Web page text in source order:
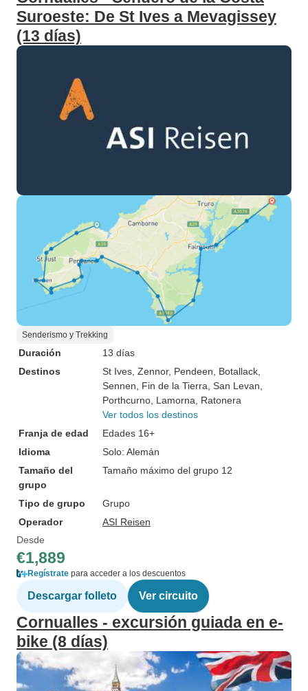
Suroeste: De St Ives a Mevagissey
(13 días)
Senderismo y Trekking
Duración
13 días
Destinos
St Ives , Zennor, Pendeen , Botallack
Sennen , Fin de la Tierra , San Levan
Porthcurno , Lamorna , Ratonera
Ver todos los destinos
Franja de edad
Edades 16+
Idioma
Solo: Alemán
Tamaño del
grupo
Tamaño máximo del grupo 12
Tipo de grupo
Grupo
Operador
ASI Reisen
Desde
€1,889
Regístrate para acceder a los descuentos
Descargar folleto Ver circuito
Cornualles - excursión guiada en e-
bike (8 días)